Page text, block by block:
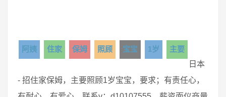
阿姨 住家 保姆 照顾 宝宝 1岁
主要
日本
- 招住家保姆，主要照顾1岁宝宝，要求；有责任心，